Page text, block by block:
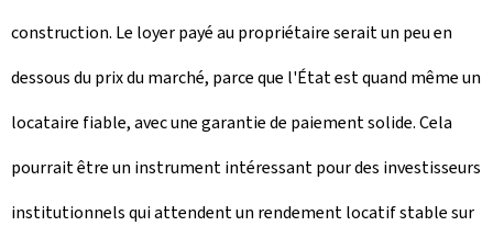
construction. Le loyer payé au propriétaire serait un peu en
dessous du prix du marché, parce que l'État est quand même un
locataire fiable, avec une garantie de paiement solide. Cela
pourrait être un instrument intéressant pour des investisseurs
institutionnels qui attendent un rendement locatif stable sur